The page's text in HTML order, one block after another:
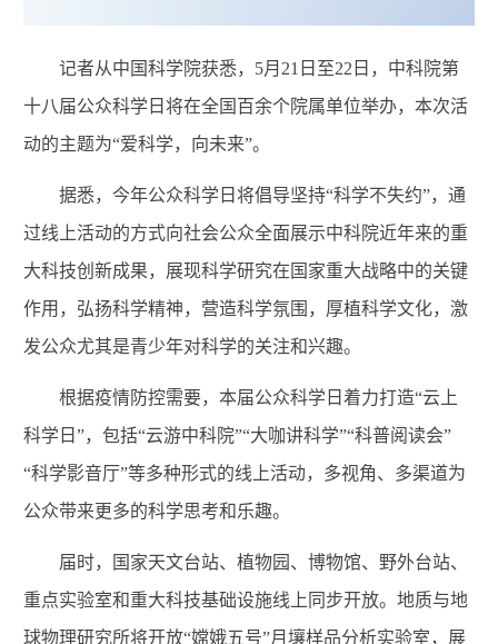
记者从中国科学院获悉，5月21日至22日，中科院第
十八届公众科学日将在全国百余个院属单位举办，本次活
动的主题为“爱科学，向未来”。
据悉，今年公众科学日将倡导坚持“科学不失约”，通
过线上活动的方式向社会公众全面展示中科院近年来的重
大科技创新成果，展现科学研究在国家重大战略中的关键
作用，弘扬科学精神，营造科学氛围，厚植科学文化，激
发公众尤其是青少年对科学的关注和兴趣。
根据疫情防控需要，本届公众科学日着力打造“云上
科学日”，包括“云游中科院”“大咖讲科学”“科普阅读会”
“科学影音厅”等多种形式的线上活动，多视角、多渠道为
公众带来更多的科学思考和乐趣。
届时，国家天文台站、植物园、博物馆、野外台站、
重点实验室和重大科技基础设施线上同步开放。地质与地
球物理研究所将开放“嫦娥五号”月壤样品分析实验室，展